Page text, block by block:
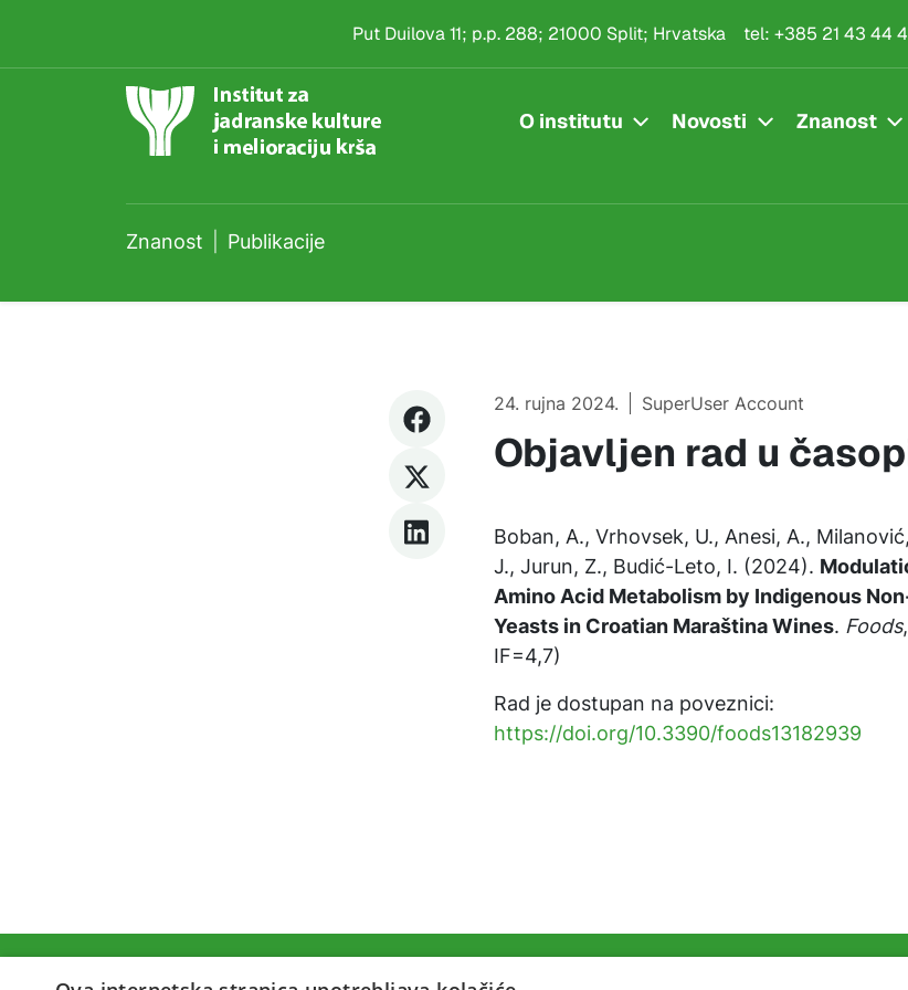
Put Duilova 11; p.p. 288; 21000 Split; Hrvatska tel: +385 21 43 44
O institutu Novosti Znanost
Znanost Publikacije
24. rujna 2024. SuperUser Account
Objavljen rad u
Boban, A., Vrhovsek, U., Anesi, A.,
J., Jurun, Z., Budić-Leto, I. (2024).
Amino Acid Metabolism by Indigenous
Yeasts in Croatian Maraština Wines. Foods,
IF=4,7)
Rad je dostupan na poveznici:
https://doi.org/10.3390/foods13182939